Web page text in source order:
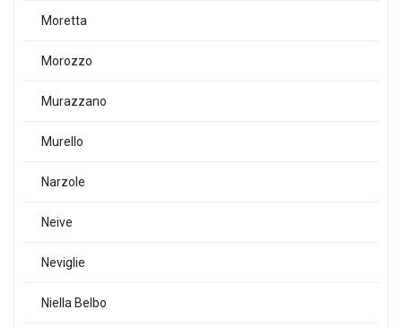
Moretta
Morozzo
Murazzano
Murello
Narzole
Neive
Neviglie
Niella Belbo